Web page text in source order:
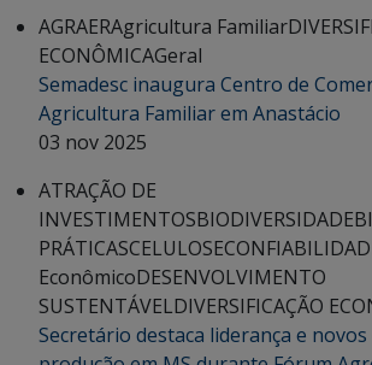
AGRAERAgricultura Familiar
ECONÔMICAGeral
Semadesc inaugura Centro de
Agricultura Familiar em Anastácio
03 nov 2025
ATRAÇÃO DE
INVESTIMENTOSBIODIVERSIDADE
PRÁTICASCELULOSE
EconômicoDESENVOLVIMENTO
SUSTENTÁVELDIVERSIFICAÇÃO
Secretário destaca liderança e